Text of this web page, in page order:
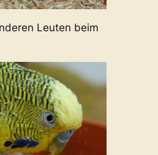
Leuten beim